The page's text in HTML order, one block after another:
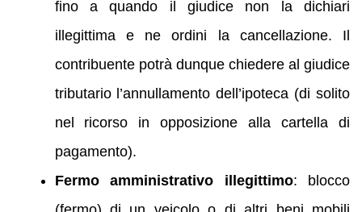
fino a quando il giudice non la dichiari
illegittima e ne ordini la cancellazione. Il
contribuente potrà dunque chiedere al giudice
tributario l’annullamento dell’ipoteca (di solito
nel ricorso in opposizione alla cartella di
pagamento).
Fermo amministrativo illegittimo: blocco